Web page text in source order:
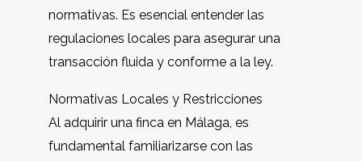
normativas. Es esencial entender las
regulaciones locales para asegurar una
transacción fluida y conforme a la ley.
Normativas Locales y Restricciones
Al adquirir una finca en Málaga, es
fundamental familiarizarse con las